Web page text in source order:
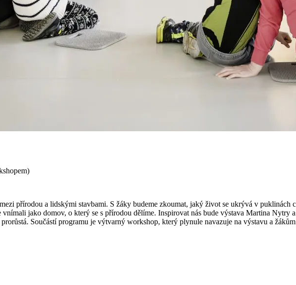
přírodou a lidskými stavbami. S žáky budeme zkoumat, jaký život se ukrývá v
jako domov, o který se s přírodou dělíme. Inspirovat nás bude výstava Martina
Součástí programu je výtvarný workshop, který plynule navazuje na výstavu a